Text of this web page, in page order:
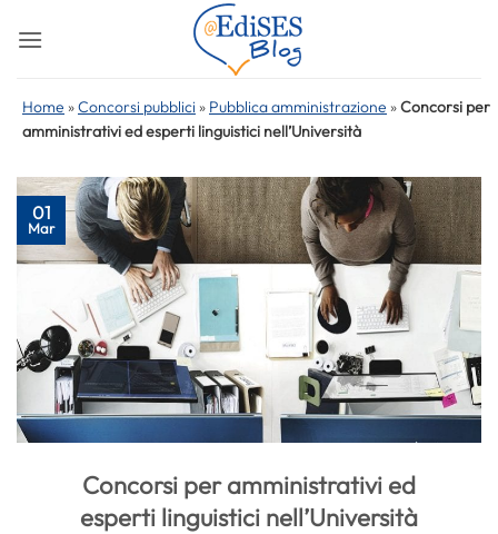
Home »Concorsi pubblici » Pubblica amministrazione »Concorsi per
amministrativi ed esperti linguistici nell’Università
01
Mar
Concorsi per amministrativi ed
esperti linguistici nell’Università